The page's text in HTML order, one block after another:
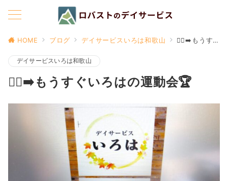
HOME ブログ デイサービスいろは和歌山 🏃‍♂️‍➡️もうすぐいろはの運動会🏆
デイサービスいろは和歌山
🏃‍♂️‍➡️もうすぐいろはの運動会🏆